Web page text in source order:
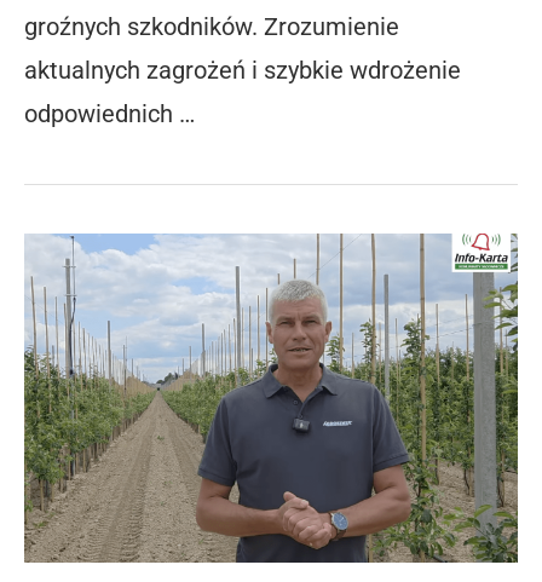
groźnych szkodników. Zrozumienie
aktualnych zagrożeń i szybkie wdrożenie
odpowiednich …